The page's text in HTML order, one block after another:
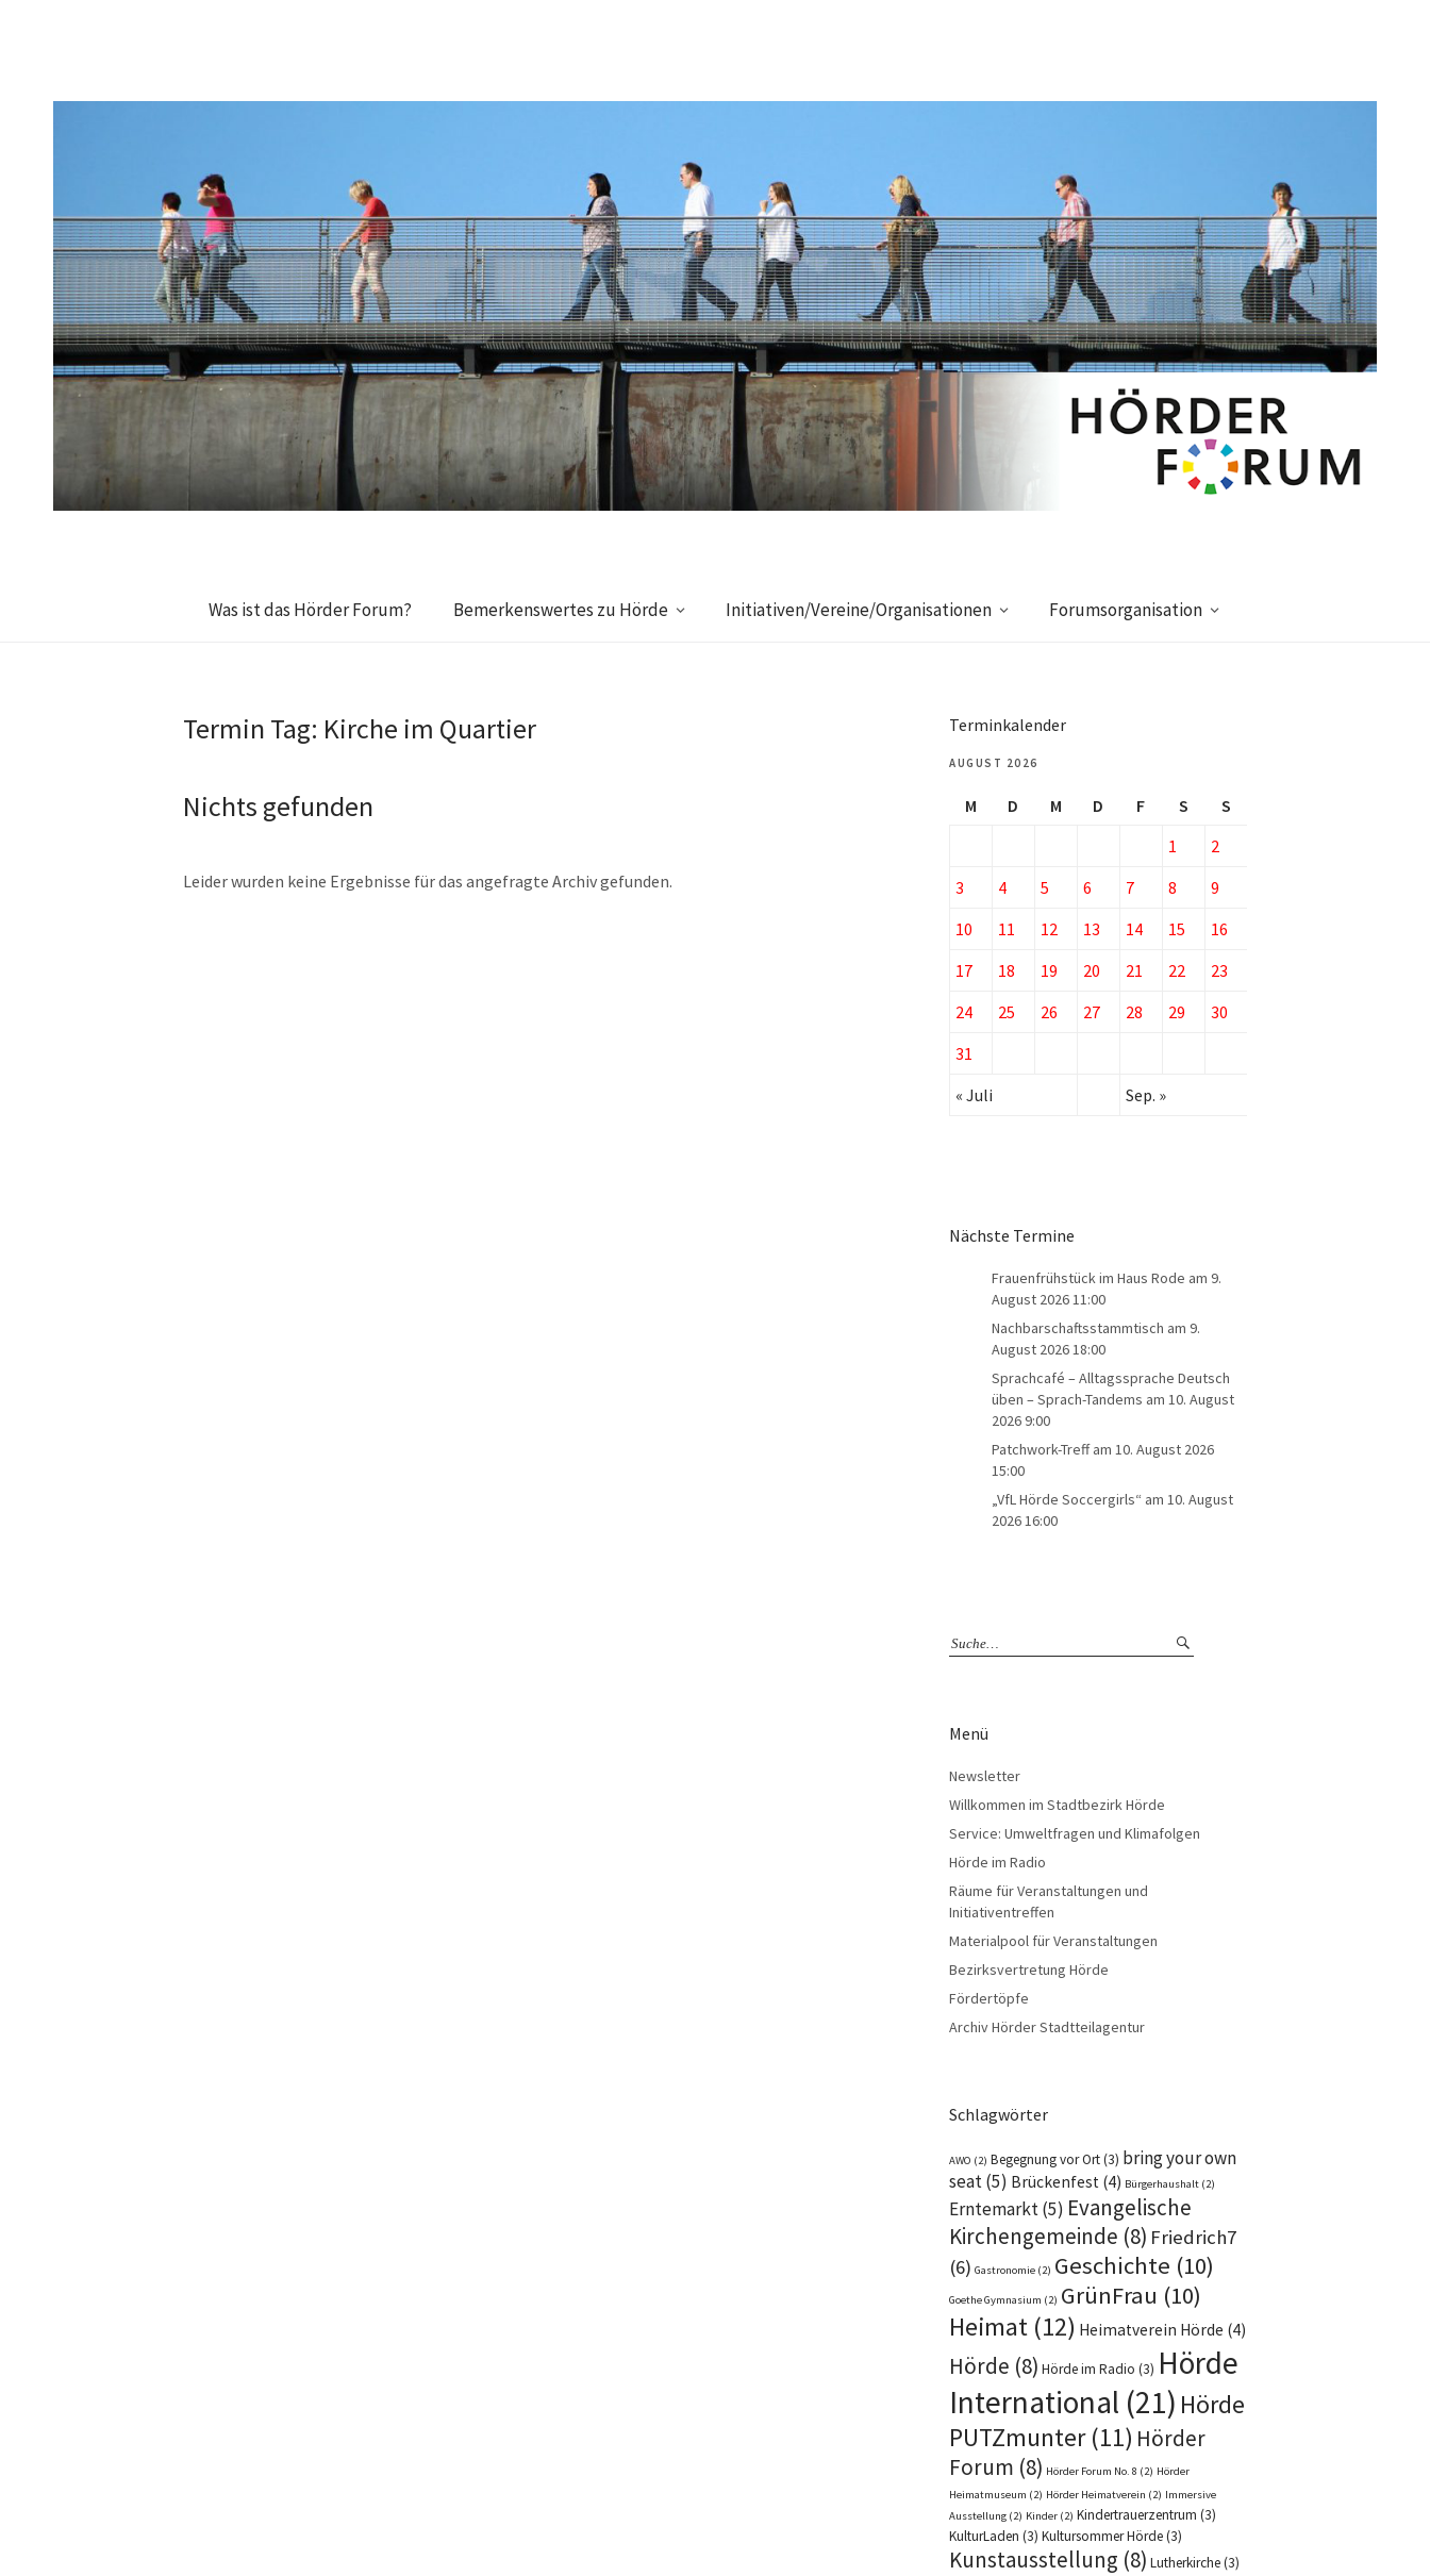
Was ist das Hörder Forum? Bemerkenswertes zu Hörde Initiativen/Vereine/Organisationen Forumsorganisation
Termin Tag: Kirche im Quartier
Nichts gefunden
Leider wurden keine Ergebnisse für das angefragte Archiv gefunden.
Terminkalender
AUGUST 2026
M D M D F S
S
1
2
3
4 5 6 7 8
9
10
11 12 13 14 15
16
17
18 19 20 21 22
23
24
25 26 27 28 29
30
31
« Juli
Sep. »
Nächste Termine
Frauenfrühstück im Haus Rode am 9.
August 2026 11:00
Nachbarschaftsstammtisch am 9.
August 2026 18:00
Sprachcafé – Alltagssprache Deutsch
üben – Sprach-Tandems am 10. August
2026 9:00
Patchwork-Treffam 10. August 2026
15:00
„VfL Hörde Soccergirls“ am 10. August
2026 16:00
Menü
Newsletter
Willkommen im Stadtbezirk Hörde
Service: Umweltfragen und Klimafolgen
Hörde im Radio
Räume für Veranstaltungen und
Initiativentreffen
Materialpool für Veranstaltungen
Bezirksvertretung Hörde
Fördertöpfe
Archiv Hörder Stadtteilagentur
Schlagwörter
AWO (2) Begegnung vor Ort(3) bring your own
seat(5) Brückenfest (4) Bürgerhaushalt (2)
Erntemarkt(5) Evangelische
Kirchengemeinde (8) Friedrich7
(6) Gastronomie (2) Geschichte (10)
Goethe Gymnasium (2) GrünFrau (10)
Heimat (12) Heimatverein Hörde (4)
Hörde (8) Hörde im Radio (3) Hörde
International (21) Hörde
PUTZmunter(11) Hörder
Forum (8) Hörder Forum No. 8 (2) Hörder
Heimatmuseum (2) Hörder Heimatverein (2) Immersive
Ausstellung (2) Kinder (2) Kindertrauerzentrum (3)
KulturLaden (3) Kultursommer Hörde(3)
Kunstausstellung (8) Lutherkirche(3)